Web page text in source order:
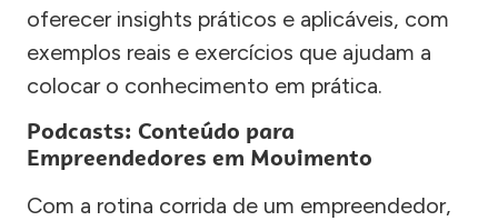
oferecer insights práticos e aplicáveis, com
exemplos reais e exercícios que ajudam a
colocar o conhecimento em prática.
Podcasts: Conteúdo para
Empreendedores em Movimento
Com a rotina corrida de um empreendedor,